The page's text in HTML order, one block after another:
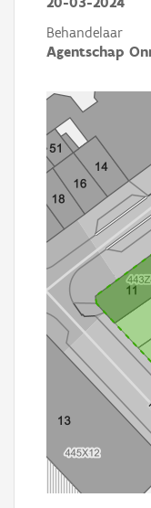
Behandelaar
Agentschap